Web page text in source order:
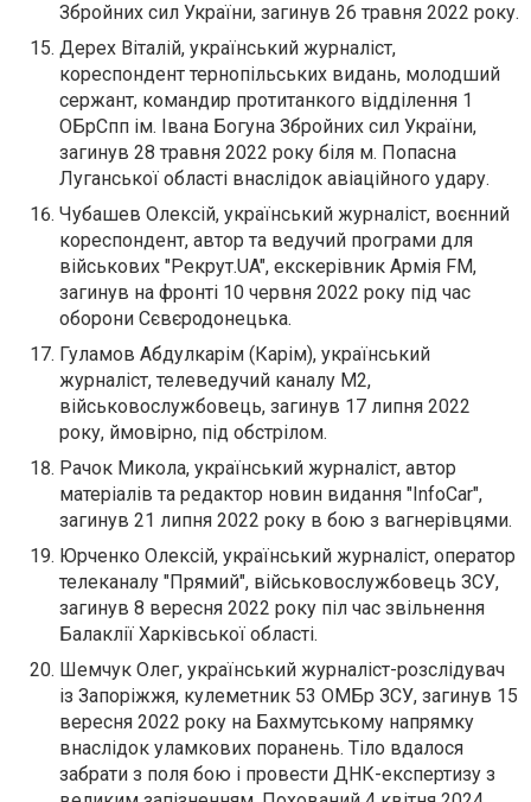
Збройних сил України, загинув 26 травня 2022 року.
Дерех Віталій, український журналіст,
кореспондент тернопільських видань, молодший
сержант, командир протитанкого відділення 1
ОБрСпп ім. Івана Богуна Збройних сил України,
загинув 28 травня 2022 року біля м. Попасна
Луганської області внаслідок авіаційного удару.
Чубашев Олексій, український журналіст, воєнний
кореспондент, автор та ведучий програми для
військових "Рекрут.UA", екскерівник Армія FM,
загинув на фронті 10 червня 2022 року під час
оборони Сєвєродонецька.
Гуламов Абдулкарім (Карім), український
журналіст, телеведучий каналу М2,
військовослужбовець, загинув 17 липня 2022
року, ймовірно, під обстрілом.
Рачок Микола, український журналіст, автор
матеріалів та редактор новин видання "InfoCar",
загинув 21 липня 2022 року в бою з вагнерівцями.
Юрченко Олексій, український журналіст, оператор
телеканалу "Прямий", військовослужбовець ЗСУ,
загинув 8 вересня 2022 року піл час звільнення
Балаклії Харківської області.
Шемчук Олег, український журналіст-розслідувач
із Запоріжжя, кулеметник 53 ОМБр ЗСУ, загинув 15
вересня 2022 року на Бахмутському напрямку
внаслідок уламкових поранень. Тіло вдалося
забрати з поля бою і провести ДНК-експертизу з